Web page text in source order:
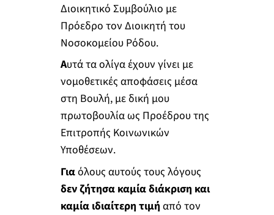
Διοικητικό Συμβούλιο με
Πρόεδρο τον Διοικητή του
Νοσοκομείου Ρόδου.
Αυτά τα ολίγα έχουν γίνει με
νομοθετικές αποφάσεις μέσα
στη Βουλή, με δική μου
πρωτοβουλία ως Προέδρου της
Επιτροπής Κοινωνικών
Υποθέσεων.
Γιαόλους αυτούς τους λόγους
δεν ζήτησα καμία διάκριση και
καμία ιδιαίτερη τιμή από τον